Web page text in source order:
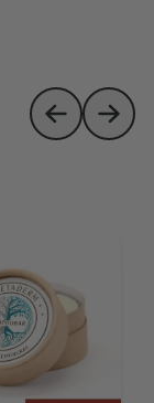
Skip toSkip